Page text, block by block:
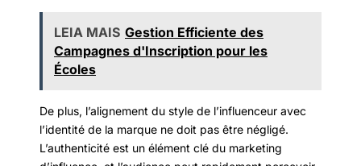
LEIA MAIS Gestion Efficiente des
Campagnes d'Inscription pour les
Écoles
De plus, l’alignement du style de l’influenceur avec
l’identité de la marque ne doit pas être négligé.
L’authenticité est un élément clé du marketing